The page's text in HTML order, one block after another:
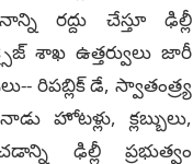
రద్దు చేస్తూ ఢిల్లీ
శాఖ ఉత్తర్వులు జారీ
రిపబ్లిక్ డే, స్వాతంత్ర్య
హోటళ్లు, క్లబ్బులు,
ఢిల్లీ ప్రభుత్వం